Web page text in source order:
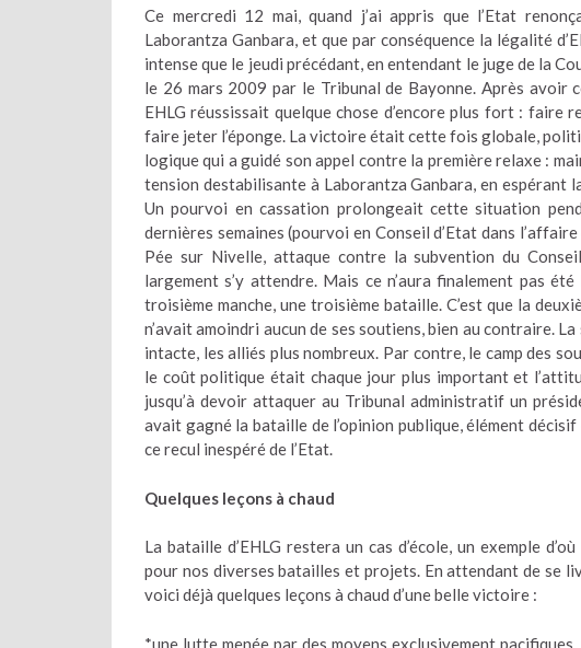
Ce mercredi 12 mai, quand j’ai appris que l’Etat
Laborantza Ganbara, et que par conséquence la légalité
intense que le jeudi précédant, en entendant le juge de la
le 26 mars 2009 par le Tribunal de Bayonne. Après avoir
EHLG réussissait quelque chose d’encore plus fort : faire
faire jeter l’éponge. La victoire était cette fois globale,
logique qui a guidé son appel contre la première relaxe :
tension destabilisante à Laborantza Ganbara, en
Un pourvoi en cassation prolongeait cette situation
dernières semaines (pourvoi en Conseil d’Etat dans
Pée sur Nivelle, attaque contre la subvention du
largement s’y attendre. Mais ce n’aura finalement pas
troisième manche, une troisième bataille. C’est que la
n’avait amoindri aucun de ses soutiens, bien au contraire.
intacte, les alliés plus nombreux. Par contre, le camp des
le coût politique était chaque jour plus important et
jusqu’à devoir attaquer au Tribunal administratif un
avait gagné la bataille de l’opinion publique, élément
ce recul inespéré de l’Etat.
Quelques leçons à chaud
La bataille d’EHLG restera un cas d’école, un exemple
pour nos diverses batailles et projets. En attendant de se
voici déjà quelques leçons à chaud d’une belle victoire :
*une lutte menée par des moyens exclusivement